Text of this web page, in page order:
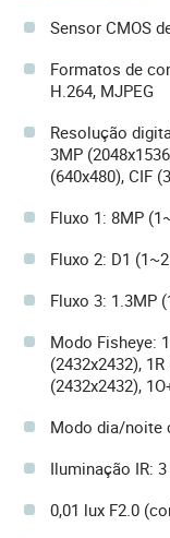
Sensor CMOS
Formatos de
H.264, MJPEG
Resolução
3MP
(640x480), CIF
Fluxo 1: 8MP
Fluxo 2: D1
Fluxo 3: 1.3MP
Modo Fisheye:
(2432x2432),
(2432x2432),
Modo dia/noite
Iluminação IR:
0,01 lux F2.0